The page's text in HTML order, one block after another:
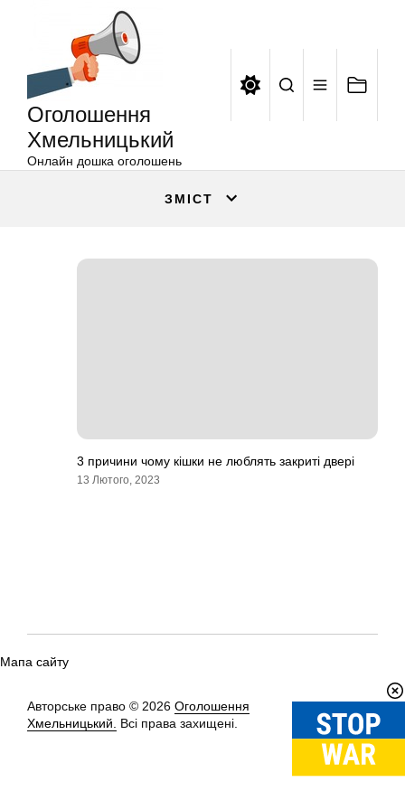
Оголошення
Хмельницький
Онлайн дошка оголошень
ЗМІСТ
3 причини чому кішки не люблять закриті двері
13 Лютого, 2023
Мапа сайту
Авторське право © 2026 Оголошення
Хмельницький.
Всі права захищені.
Вгору↑